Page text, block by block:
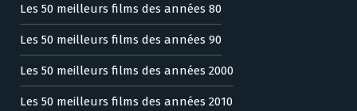
Les 50 meilleurs films des années 80
Les 50 meilleurs films des années 90
Les 50 meilleurs films des années 2000
Les 50 meilleurs films des années 2010